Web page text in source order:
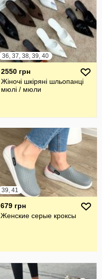
36, 37, 38, 39, 40
2550 грн
Жіночі шкіряні шльопанці
мюлі / мюли
39, 41
679 грн
Женские серые кроксы